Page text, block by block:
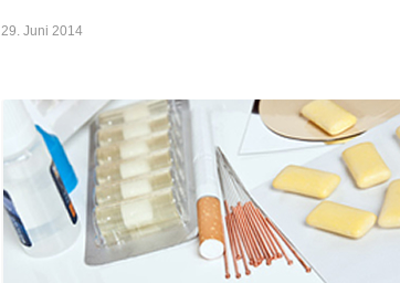
29. Juni 2014